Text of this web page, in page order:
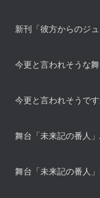
新刊「彼方からのジ
今更と言われそうな
今更と言われそうで
舞台「未来記の番人」
舞台「未来記の番人」